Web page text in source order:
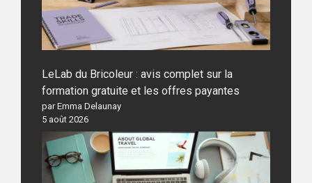
LeLab du Bricoleur : avis complet sur la
formation gratuite et les offres payantes
par Emma Delaunay
5 août 2026